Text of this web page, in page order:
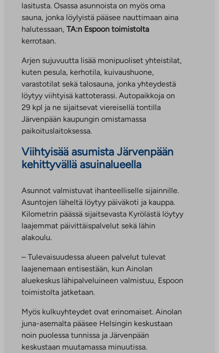
lasitusta. Osassa asunnoista on myös oma
sauna, jonka löylyistä pääsee nauttimaan aina
halutessaan, TA:n Espoon toimistolta
kerrotaan.
Arjen sujuvuutta lisää monipuoliset yhteistilat,
kuten pesula, kerhotila, kuivaushuone,
varastotilat sekä talosauna, jonka yhteydestä
löytyy viihtyisä kattoterassi. Autopaikkoja on
29 kpl ja ne sijaitsevat viereisellä tontilla
Järvenpään kaupungin omistamassa
paikoituslaitoksessa.
Viihtyisää asumista Järvenpään
kehittyvällä asuinalueella
Asunnot valmistuvat ihanteelliselle sijainnille.
Asuntojen läheltä löytyy päiväkoti ja kauppa.
Kilometrin päässä sijaitsevasta Kyrölästä löytyy
laajemmat päivittäispalvelut sekä lähin
alakoulu.
– Tulevaisuudessa alueen palvelut tulevat
laajenemaan entisestään, kun Ainolan
aluekeskus lähipalveluineen valmistuu, Espoon
toimistolta jatketaan.
Myös kulkuyhteydet ovat erinomaiset. Ainolan
juna-asemalta pääsee Helsingin keskustaan
noin puolessa tunnissa ja Järvenpään
keskustaan muutamassa minuutissa.